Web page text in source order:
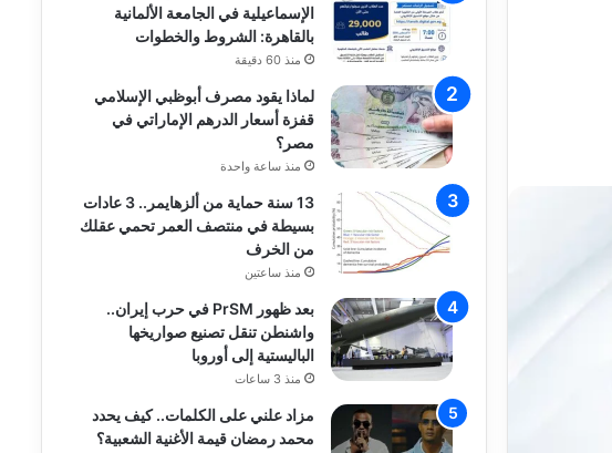
الإسماعيلية في الجامعة الألمانية
بالقاهرة: الشروط والخطوات
منذ 60 دقيقة
لماذا يقود مصرف أبوظبي الإسلامي
قفزة أسعار الدرهم الإماراتي في
مصر؟
منذ ساعة واحدة
13 سنة حماية من ألزهايمر.. 3 عادات
بسيطة في منتصف العمر تحمي عقلك
من الخرف
منذ ساعتين
بعد ظهور PrSM في حرب إيران..
واشنطن تنقل تصنيع صواريخها
الباليستية إلى أوروبا
منذ 3 ساعات
مزاد علني على الكلمات.. كيف يحدد
محمد رمضان قيمة الأغنية الشعبية؟